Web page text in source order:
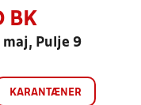
BK
maj, Pulje 9
KARANTÆNER